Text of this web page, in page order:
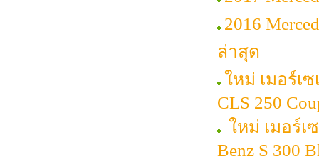
2016
ล่าสุด
ใหม่ เมอร์เซ
CLS 250
ใหม่ เมอร์เ
Benz S 300